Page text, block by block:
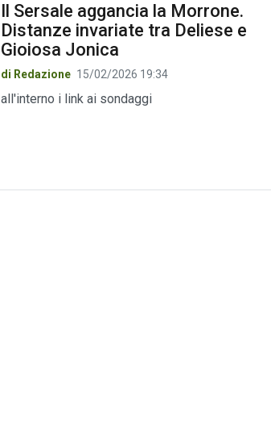
Il Sersale aggancia la Morrone.
Distanze invariate tra Deliese e
Gioiosa Jonica
di Redazione 15/02/2026 19:34
all'interno i link ai sondaggi